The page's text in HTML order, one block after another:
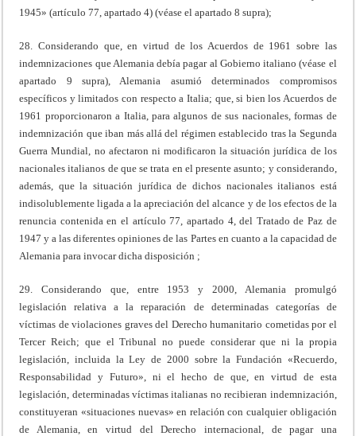
1945» (artículo 77, apartado 4) (véase el apartado 8 supra);
28. Considerando que, en virtud de los Acuerdos de 1961 sobre las
indemnizaciones que Alemania debía pagar al Gobierno italiano (véase el
apartado 9 supra), Alemania asumió determinados compromisos
específicos y limitados con respecto a Italia; que, si bien los Acuerdos de
1961 proporcionaron a Italia, para algunos de sus nacionales, formas de
indemnización que iban más allá del régimen establecido tras la Segunda
Guerra Mundial, no afectaron ni modificaron la situación jurídica de los
nacionales italianos de que se trata en el presente asunto; y considerando,
además, que la situación jurídica de dichos nacionales italianos está
indisolublemente ligada a la apreciación del alcance y de los efectos de la
renuncia contenida en el artículo 77, apartado 4, del Tratado de Paz de
1947 y a las diferentes opiniones de las Partes en cuanto a la capacidad de
Alemania para invocar dicha disposición ;
29. Considerando que, entre 1953 y 2000, Alemania promulgó
legislación relativa a la reparación de determinadas categorías de
víctimas de violaciones graves del Derecho humanitario cometidas por el
Tercer Reich; que el Tribunal no puede considerar que ni la propia
legislación, incluida la Ley de 2000 sobre la Fundación «Recuerdo,
Responsabilidad y Futuro», ni el hecho de que, en virtud de esta
legislación, determinadas víctimas italianas no recibieran indemnización,
constituyeran «situaciones nuevas» en relación con cualquier obligación
de Alemania, en virtud del Derecho internacional, de pagar una